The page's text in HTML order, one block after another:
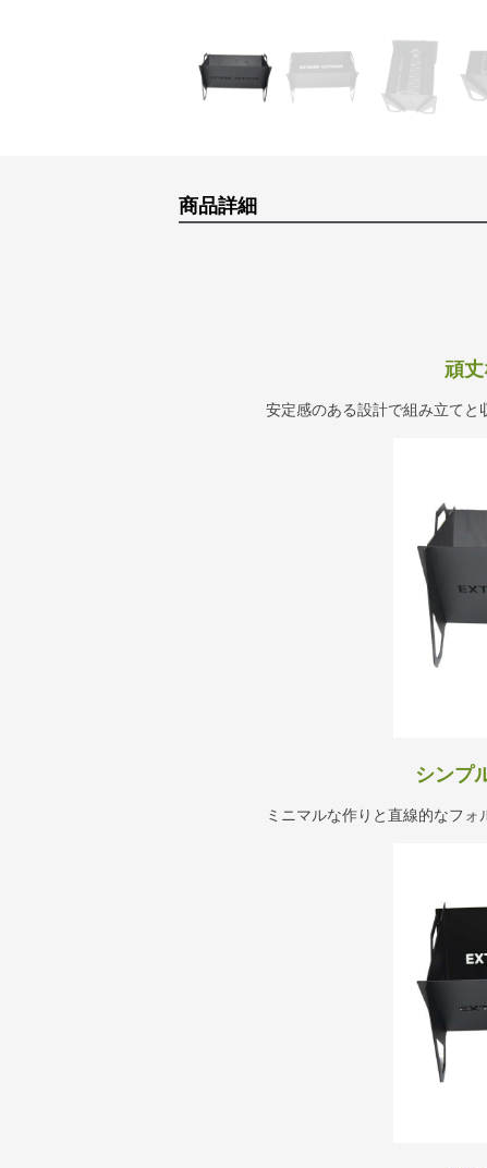
商品詳細
頑
安定感のある設計で組み立てと
シンプ
ミニマルな作りと直線的なフ